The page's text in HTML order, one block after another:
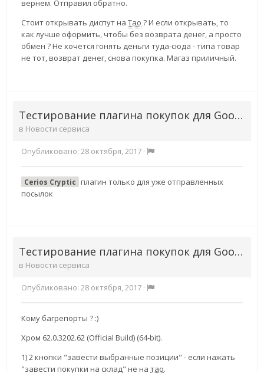
вернем. Отправил обратно.
Стоит открывать диспут на Тао ? И если открывать, то
как лучше оформить, чтобы без возврата денег, а просто
обмен ? Не хочется гонять деньги туда-сюда - типа товар
не тот, возврат денег, снова покупка. Магаз приличный.
Тестирование плагина покупок для Google Chrome
в Новости сервиса
Опубликовано: 28 октября, 2017 ·
Cerios Cryptic плагин только для уже отправленных
посылок
Тестирование плагина покупок для Google Chrome
в Новости сервиса
Опубликовано: 28 октября, 2017 ·
Кому багрепорты ? :)
Хром 62.0.3202.62 (Official Build) (64-bit).
1) 2 кнопки "завести выбранные позиции" - если нажать
"завести покупки на склад" не на тао.